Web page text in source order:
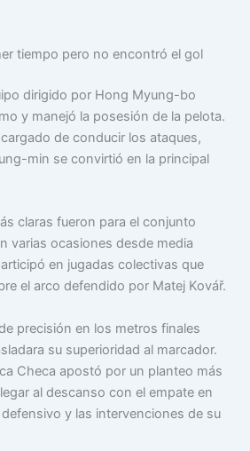
tiempo pero no encontró el gol
dirigido por Hong Myung-bo
y manejó la posesión de la pelota.
de conducir los ataques,
min se convirtió en la principal
claras fueron para el conjunto
varias ocasiones desde media
en jugadas colectivas que
el arco defendido por Matej Kovář.
precisión en los metros finales
su superioridad al marcador.
Checa apostó por un planteo más
al descanso con el empate en
y las intervenciones de su